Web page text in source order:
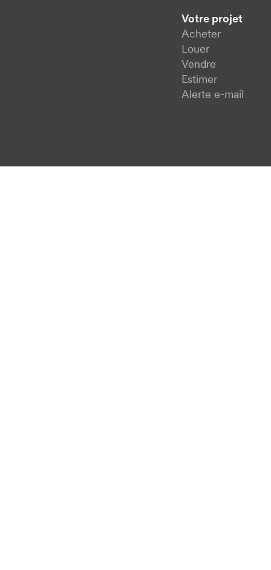
Votre projet
Acheter
Louer
Vendre
Estimer
Alerte e-mail